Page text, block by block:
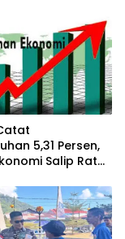
5,31 Persen,
Salip Rata-